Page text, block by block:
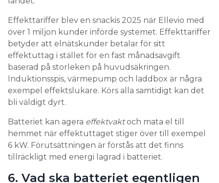
Effekttariffer blev en snackis 2025 när Ellevio med
över 1 miljon kunder införde systemet. Effekttariffer
betyder att elnätskunder betalar för sitt
effektuttag i stället för en fast månadsavgift
baserad på storleken på huvudsäkringen.
Induktionsspis, värmepump och laddbox är några
exempel effektslukare. Körs alla samtidigt kan det
bli väldigt dyrt.
Batteriet kan agera effektvaktoch mata el till
hemmet när effektuttaget stiger över till exempel
6 kW. Förutsättningen är förstås att det finns
tillräckligt med energi lagrad i batteriet.
6. Vad ska batteriet egentligen